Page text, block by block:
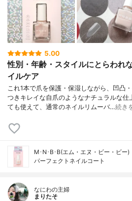
5.00
性別・年齢・スタイルにとらわれ
イルケア
これ1本で爪を保護・保湿しながら、凹凸
つきキレイな自爪のようなナチュラルな仕
ても使えて、通常のネイルリムーバ…続き
M･N･B･B(エム・エヌ・ビー・ビー)
パーフェクトネイルコート
なにわの主婦
まりたそ